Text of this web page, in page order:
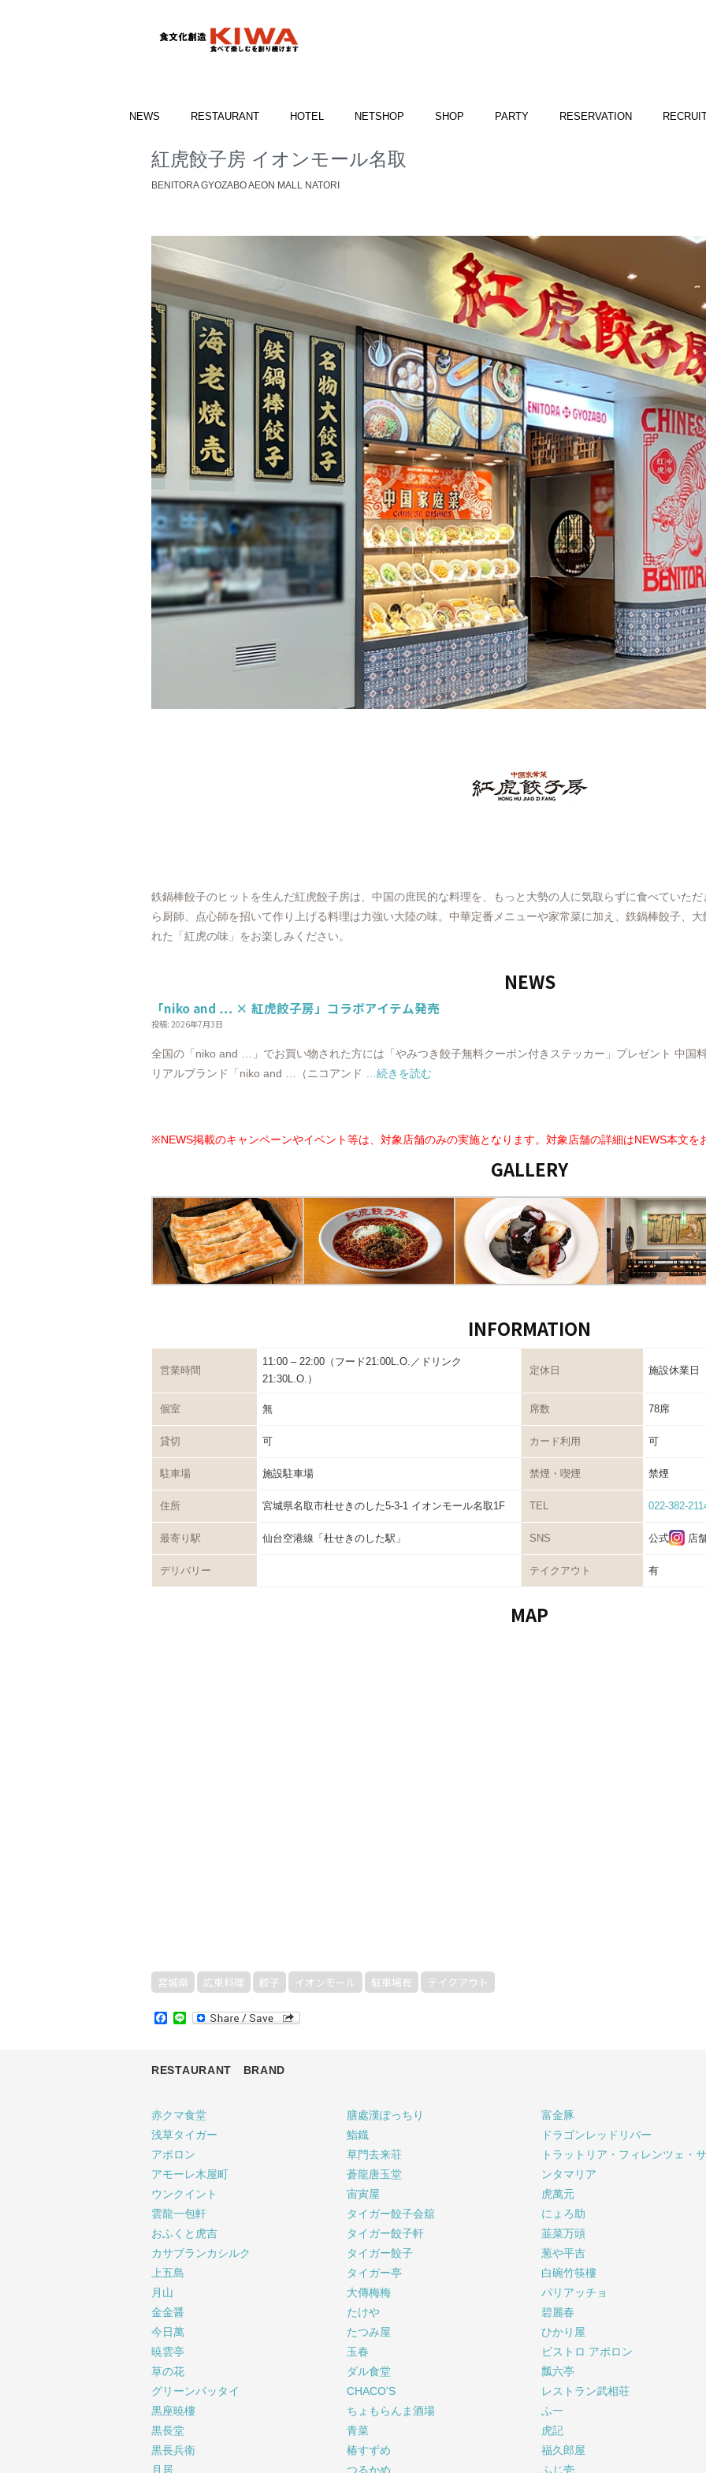
NEWS RESTAURANT HOTEL NETSHOP SHOP PARTY RESERVATION
紅虎餃子房 イオンモール名取
BENITORA GYOZABO AEON MALL NATORI
鉄鍋棒餃子のヒットを生んだ紅虎餃子房は、中国の庶民的な料理を、もっと大勢の人に気取らずに食べていた
ら厨師、点心師を招いて作り上げる料理は力強い大陸の味。中華定番メニューや家常菜に加え、鉄鍋棒餃子、
れた「紅虎の味」をお楽しみください。
NEWS
「niko and … × 紅虎餃子房」コラボアイテム発売
投稿: 2026年7月3日
全国の「niko and …」でお買い物された方には「やみつき餃子無料クーポン付きステッカー」プレゼント 中国
リアルブランド「niko and …（ニコアンド
…続きを読む
※NEWS掲載のキャンペーンやイベント等は、対象店舗のみの実施となります。対象店舗の詳細はNEWS本文を
GALLERY
INFORMATION
営業時間
11:00 – 22:00（フード21:00L.O.／ドリンク
21:30L.O.）
定休日 施設休業日
個室 無 席数 78席
貸切 可 カード利用 可
駐車場 施設駐車場 禁煙・喫煙 禁煙
住所 宮城県名取市杜せきのした5-3-1 イオンモール名取1F TEL 022-382-
最寄り駅 仙台空港線「杜せきのした駅」 SNS 公式 店
デリバリー テイクアウト 有
MAP
宮城県 広東料理 餃子 イオンモール 駐車場有 テイクアウト
Facebook
Line
RESTAURANT BRAND
赤クマ食堂
浅草タイガー
アポロン
アモーレ木屋町
ウンクイント
雲龍一包軒
おふくと虎吉
カサブランカシルク
上五島
月山
金金醤
今日萬
暁雲亭
草の花
グリーンパッタイ
黒座暁樓
黒長堂
黒長兵衛
月居
膳處漢ぽっちり
鮨鐡
草門去来荘
蒼龍唐玉堂
宙寅屋
タイガー餃子会舘
タイガー餃子軒
タイガー餃子
タイガー亭
大傳梅梅
たけや
たつみ屋
玉春
ダル食堂
CHACO'S
ちょもらんま酒場
青菜
椿すずめ
つるかめ
富金豚
ドラゴンレッドリバー
トラットリア・フィレンツェ・
ンタマリア
虎萬元
にょろ助
韮菜万頭
葱や平吉
白碗竹筷樓
パリアッチョ
碧麗春
ひかり屋
ビストロ アポロン
瓢六亭
レストラン武相荘
ふ一
虎記
福久郎屋
ふじ壱